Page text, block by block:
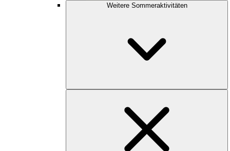
Weitere Sommeraktivitäten